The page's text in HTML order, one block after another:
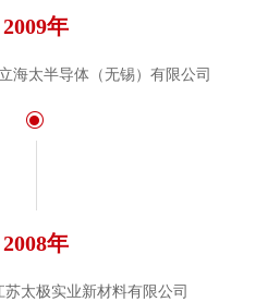
ꀉ
2009年
海太半导体（无锡）有限公司
2008年
太极实业新材料有限公司